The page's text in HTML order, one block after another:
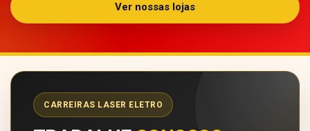
Ver nossas lojas
CARREIRAS LASER ELETRO